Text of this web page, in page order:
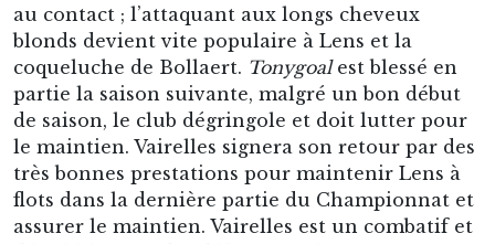
au contact ; l’attaquant aux longs cheveux
blonds devient vite populaire à Lens et la
coqueluche de Bollaert. Tonygoal est blessé en
partie la saison suivante, malgré un bon début
de saison, le club dégringole et doit lutter pour
le maintien. Vairelles signera son retour par des
très bonnes prestations pour maintenir Lens à
flots dans la dernière partie du Championnat et
assurer le maintien. Vairelles est un combatif et